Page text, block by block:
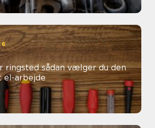
vælger du den
arbejde